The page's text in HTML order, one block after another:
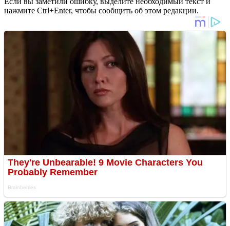
нажмите Ctrl+Enter, чтобы сообщить об этом редакции.